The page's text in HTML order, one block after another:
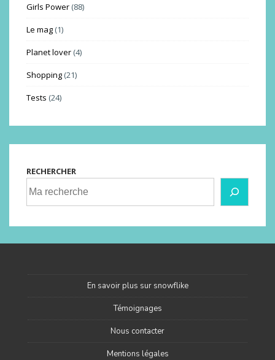
Girls Power (88)
Le mag (1)
Planet lover (4)
Shopping (21)
Tests (24)
RECHERCHER
En savoir plus sur snowflike
Témoignages
Nous contacter
Mentions légales